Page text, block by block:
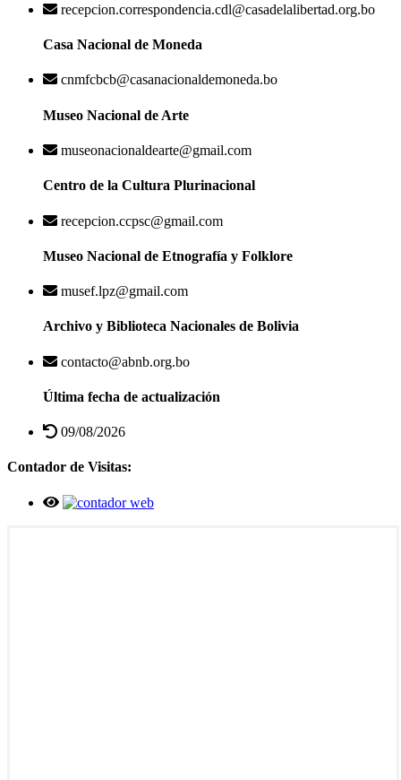
recepcion.correspondencia.cdl@casadelalibertad.org.bo
Casa Nacional de Moneda
cnmfcbcb@casanacionaldemoneda.bo
Museo Nacional de Arte
museonacionaldearte@gmail.com
Centro de la Cultura Plurinacional
recepcion.ccpsc@gmail.com
Museo Nacional de Etnografía y Folklore
musef.lpz@gmail.com
Archivo y Biblioteca Nacionales de Bolivia
contacto@abnb.org.bo
Última fecha de actualización
09/08/2026
Contador de Visitas: